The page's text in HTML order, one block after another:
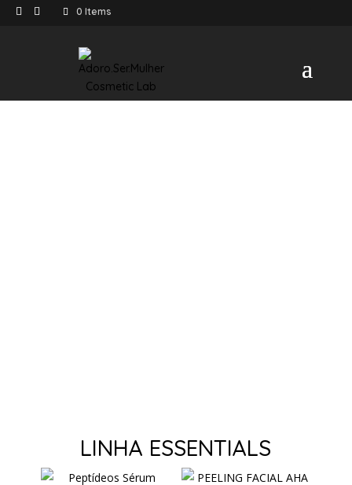
0 Items
LINHA ESSENTIALS